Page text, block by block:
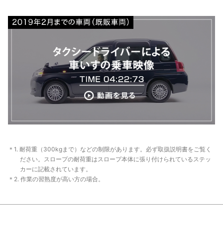
＊1. 耐荷重（300kgまで）などの制限があります。必ず取扱説明書をご覧く
ださい。スロープの耐荷重はスロープ本体に張り付けられているステッ
カーに記載されています。
＊2. 作業の習熟度が高い方の場合。